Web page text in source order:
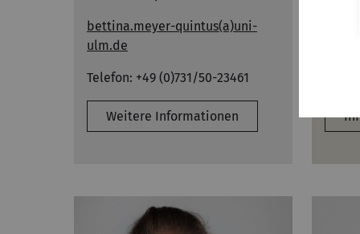
bettina.meyer-quintus(a)uni-
ulm.de
Telefon: +49 (0)731/50-23461
Weitere Informationen